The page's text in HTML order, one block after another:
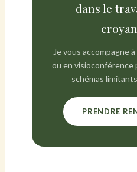
dans le
Je vous accompagne
ou en visioconférence
schémas
PRENDRE